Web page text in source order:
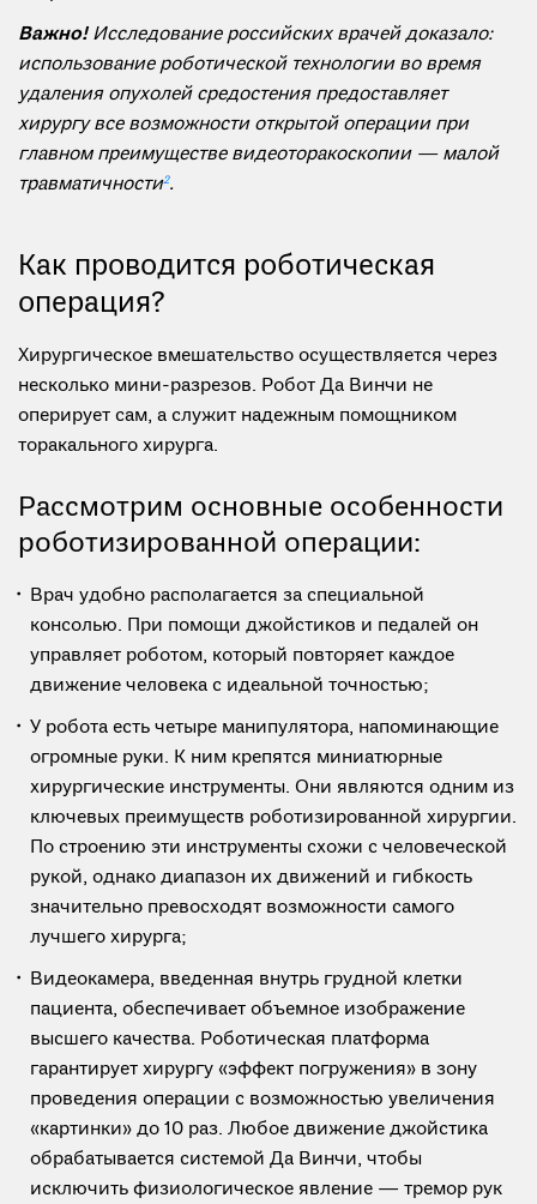
Важно!Исследование российских врачей доказало:
использование роботической технологии во время
удаления опухолей средостения предоставляет
хирургу все возможности открытой операции при
главном преимуществе видеоторакоскопии — малой
травматичности2.
Как проводится роботическая
операция?
Хирургическое вмешательство осуществляется через
несколько мини-разрезов. Робот Да Винчи не
оперирует сам, а служит надежным помощником
торакального хирурга.
Рассмотрим основные особенности
роботизированной операции:
Врач удобно располагается за специальной
консолью. При помощи джойстиков и педалей он
управляет роботом, который повторяет каждое
движение человека с идеальной точностью;
У робота есть четыре манипулятора, напоминающие
огромные руки. К ним крепятся миниатюрные
хирургические инструменты. Они являются одним из
ключевых преимуществ роботизированной хирургии.
По строению эти инструменты схожи с человеческой
рукой, однако диапазон их движений и гибкость
значительно превосходят возможности самого
лучшего хирурга;
Видеокамера, введенная внутрь грудной клетки
пациента, обеспечивает объемное изображение
высшего качества. Роботическая платформа
гарантирует хирургу «эффект погружения» в зону
проведения операции с возможностью увеличения
«картинки» до 10 раз. Любое движение джойстика
обрабатывается системой Да Винчи, чтобы
исключить физиологическое явление — тремор рук